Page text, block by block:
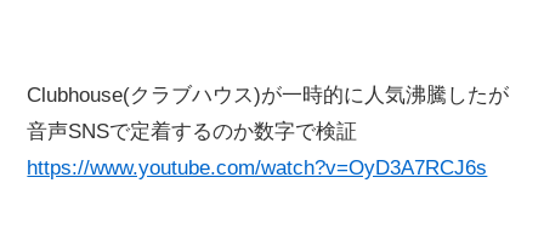
Clubhouse(クラブハウス)が一時的に人気沸騰したが
音声SNSで定着するのか数字で検証
https://www.youtube.com/watch?v=OyD3A7RCJ6s